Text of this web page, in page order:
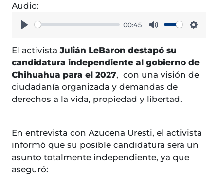
Audio:
00:45
El activistaJulián LeBaron destapó su
candidatura independiente al gobierno de
Chihuahua para el 2027, con una visión de
ciudadanía organizada y demandas de
derechos a la vida, propiedad y libertad.
En entrevista con Azucena Uresti, el activista
informó que su posible candidatura será un
asunto totalmente independiente, ya que
aseguró: